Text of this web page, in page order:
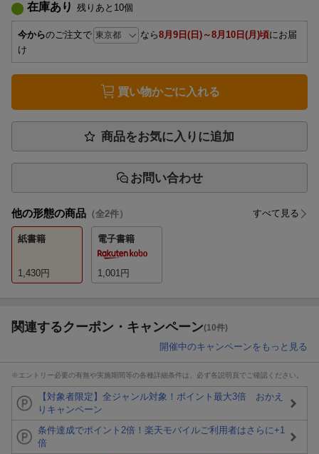
在庫あり 残りあと 10個
今からのご注文で なら8月9日(日)～8月10日(月)頃にお届
け
買い物かごに入れる
商品をお気に入りに追加
お問い合わせ
他の形態の商品 （全2件） すべて見る
紙書籍
1,430円
電子書籍
1,001 円
関連するクーポン・キャンペーン(10件)
開催中のキャンペーンをもっと見る
※エントリー必要の有無や実施期間等の各種詳細条件は、必ず各説明頁でご確認ください。
【対象者限定】全ジャンル対象！ポイント最大3倍 おかえ
りキャンペーン
条件達成でポイント2倍！楽天モバイルご利用者はさらに+1
倍